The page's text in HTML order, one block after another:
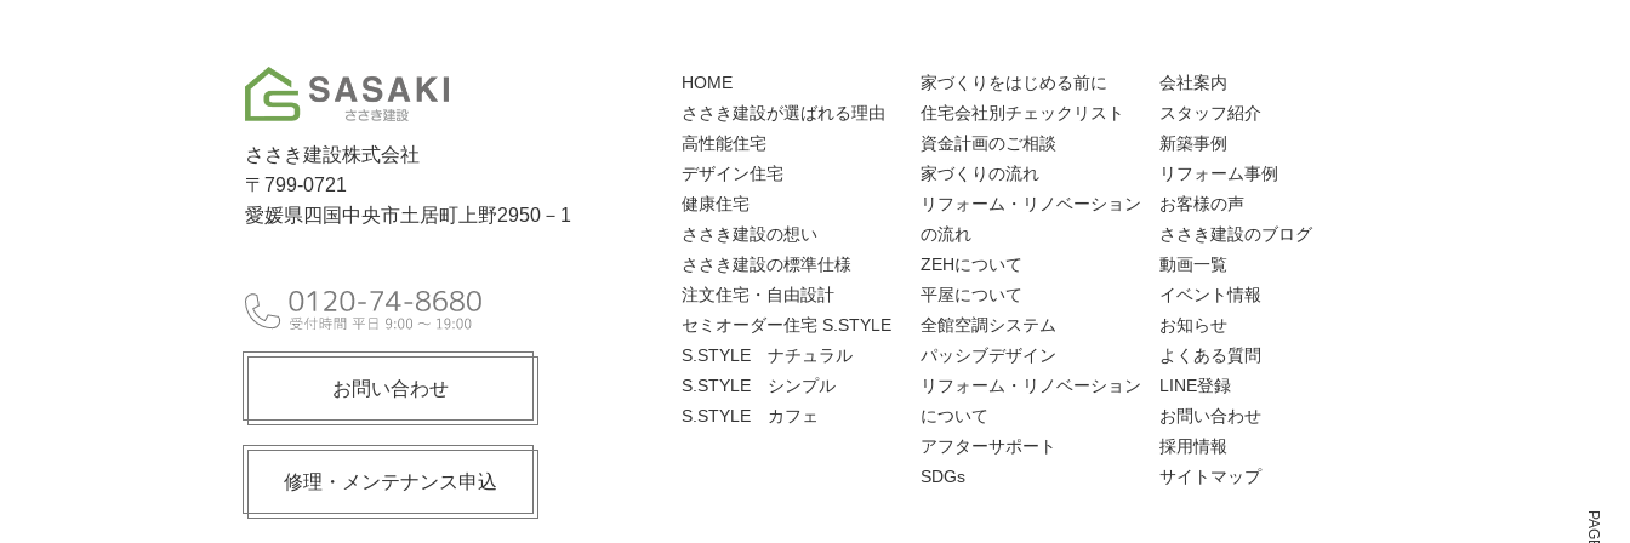
ささき建設株式会社
〒799-0721
愛媛県四国中央市土居町上野2950－1
お問い合わせ
修理・メンテナンス申込
HOME
ささき建設が選ばれる理由
高性能住宅
デザイン住宅
健康住宅
ささき建設の想い
ささき建設の標準仕様
注文住宅・自由設計
セミオーダー住宅 S.STYLE
S.STYLE ナチュラル
S.STYLE シンプル
S.STYLE カフェ
家づくりをはじめる前に
住宅会社別チェックリスト
資金計画のご相談
家づくりの流れ
リフォーム・リノベーション
の流れ
ZEHについて
平屋について
全館空調システム
パッシブデザイン
リフォーム・リノベーション
について
アフターサポート
SDGs
会社案内
スタッフ紹介
新築事例
リフォーム事例
お客様の声
ささき建設のブログ
動画一覧
イベント情報
お知らせ
よくある質問
LINE登録
お問い合わせ
採用情報
サイトマップ